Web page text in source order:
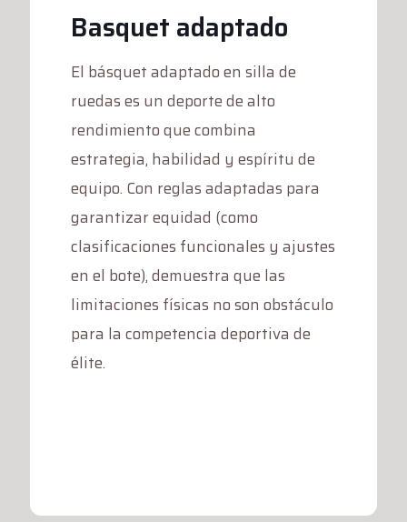
Basquet adaptado
El básquet adaptado en silla de
ruedas es un deporte de alto
rendimiento que combina
estrategia, habilidad y espíritu de
equipo. Con reglas adaptadas para
garantizar equidad (como
clasificaciones funcionales y ajustes
en el bote), demuestra que las
limitaciones físicas no son obstáculo
para la competencia deportiva de
élite.